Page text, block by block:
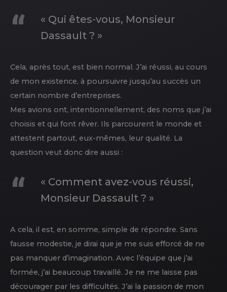
« Qui êtes-vous, Monsieur
Dassault ? »
Cela, après tout, est bien normal. J’ai réussi, au cours
de mon existence, à poursuivre jusqu’au succès un
certain nombre d’entreprises.
Mes avions ont, intentionnellement, des noms que j’ai
choisis et qui font rêver. Ils parcourent le monde et
attestent partout, eux-mêmes, leur qualité. La
question veut donc dire aussi :
« Comment avez-vous réussi,
Monsieur Dassault ? »
A cela, il est, en somme, simple de répondre. Sans
fausse modestie, je dirai que je me suis efforcé de ne
pas manquer d’imagination. Avec l’équipe que j’ai
formée, j’ai beaucoup travaillé. Je ne me laisse pas
décourager par les difficultés. J’ai la passion de mon